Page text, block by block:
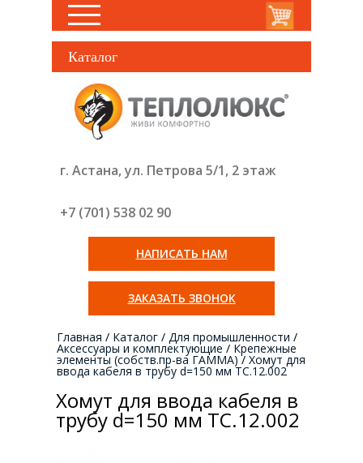
Каталог
г. Астана, ул. Петрова 5/1, 2 этаж
+7 (701) 538 02 90
НАПИСАТЬ НАМ
ЗАКАЗАТЬ ЗВОНОК
Главная / Каталог / Для промышленности /
Аксессуары и комплектующие / Крепежные
элементы (собств.пр-ва ГАММА) / Хомут для
ввода кабеля в трубу d=150 мм ТС.12.002
Хомут для ввода кабеля в
трубу d=150 мм ТС.12.002